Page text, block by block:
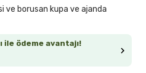
ile ödeme avantajı!
ve borusan kupa ve ajanda